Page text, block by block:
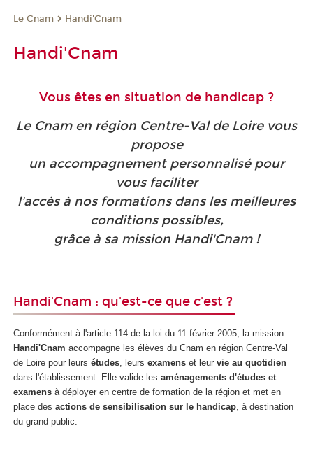
Le Cnam Handi'Cnam
Handi'Cnam
Vous êtes en situation de handicap ?
Le Cnam en région Centre-Val de Loire vous
propose
un accompagnement personnalisé pour
vous faciliter
l'accès à nos formations dans les meilleures
conditions possibles,
grâce à sa mission Handi'Cnam !
Handi'Cnam : qu'est-ce que c'est ?
Conformément à l'article 114 de la loi du 11 février 2005, la mission
Handi'Cnam accompagne les élèves du Cnam en région Centre-Val
de Loire pour leurs études, leurs examens et leur vie au quotidien
dans l'établissement. Elle valide les aménagements d'études et
examens à déployer en centre de formation de la région et met en
place des actions de sensibilisation sur le handicap, à destination
du grand public.